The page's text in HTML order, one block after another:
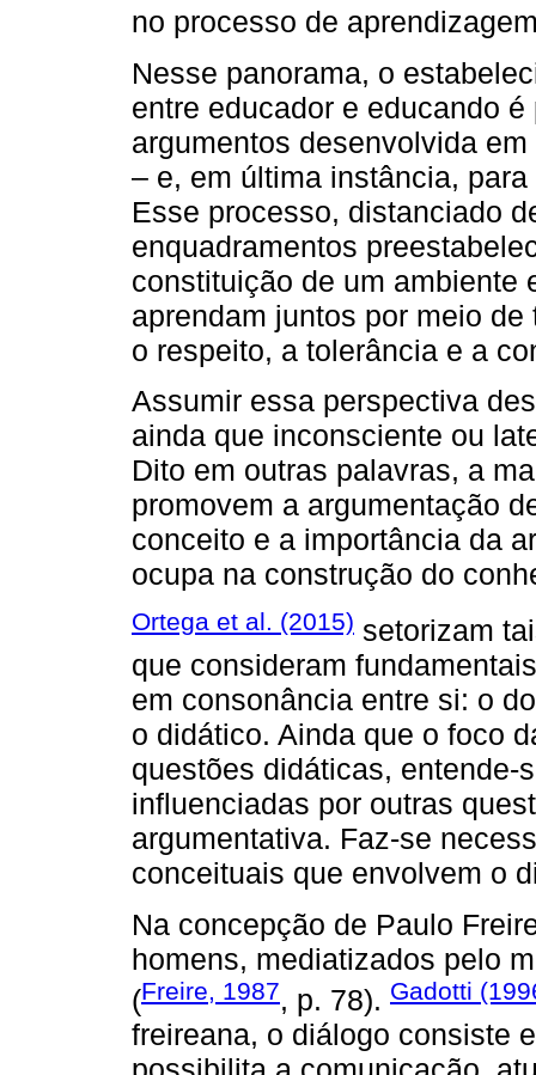
no processo de
Nesse panorama, o
entre educador e educando
argumentos desenvolvida
– e, em última instância,
Esse processo, distanciado
enquadramentos
constituição de um ambiente
aprendam juntos por meio
o respeito, a tolerância e a
Assumir essa perspectiva
ainda que inconsciente ou
Dito em outras palavras, a
promovem a argumentação
conceito e a importância da
ocupa na construção do
Ortega et al. (2015) setorizam
que consideram
em consonância entre si: o
o didático. Ainda que o foco
questões didáticas, entende-
influenciadas por outras
argumentativa. Faz-se
conceituais que envolvem o
Na concepção de Paulo
homens, mediatizados pelo
(Freire, 1987, p. 78). Gadotti
freireana, o diálogo consiste